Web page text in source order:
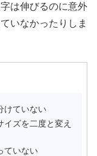
は伸びるのに意外
いなかったりしま
けていない
イズを二度と変え
ていない